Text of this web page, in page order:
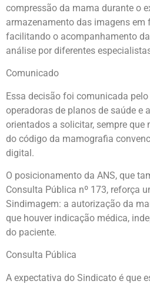
compressão da mama durante o
armazenamento das imagens em
facilitando o acompanhamento
análise por diferentes
Comunicado
Essa decisão foi comunicada
operadoras de planos de saúde e
orientados a solicitar, sempre que
do código da mamografia
digital.
O posicionamento da ANS, que
Consulta Pública nº 173, reforça
Sindimagem: a autorização da
que houver indicação médica,
do paciente.
Consulta Pública
A expectativa do Sindicato é que